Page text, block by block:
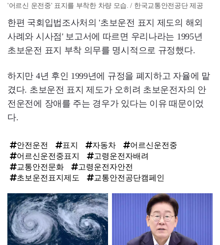
'어르신 운전중' 표지를 부착한 차량 모습. / 한국교통안전공단 제공
한편 국회입법조사처의 '초보운전 표지 제도의 해외
사례와 시사점' 보고서에 따르면 우리나라는 1995년
초보운전 표지 부착 의무를 명시적으로 규정했다.
하지만 4년 후인 1999년에 규정을 폐지하고 자율에 맡
겼다. 초보운전 표지 제도가 오히려 초보운전자의 안
전운전에 장애를 주는 경우가 있다는 이유 때문이었
다.
안전운전 표지 자동차
어르신운전중
어르신운전중표지
고령운전자배려
교통안전문화
고령운전자안전
초보운전표지제도
교통안전공단캠페인
탑
라
인